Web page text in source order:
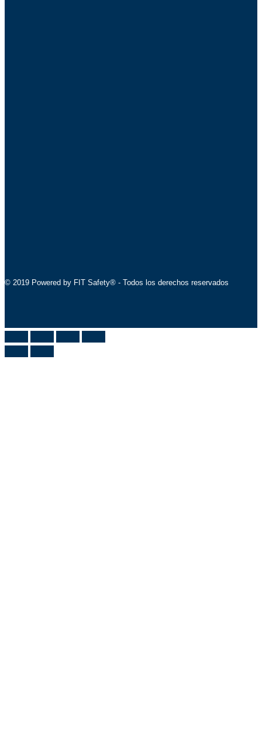
© 2019 Powered by FIT Safety® - Todos los derechos reservados